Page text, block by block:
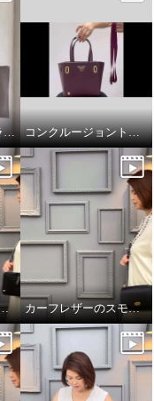
2個持ちバッグのカラーコーデ コンクルージョントートのリボンの付け方
コダイル型押しのオーラ カーフレザーのスモールウォレット